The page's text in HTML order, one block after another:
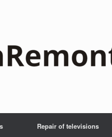
Repair of televisions